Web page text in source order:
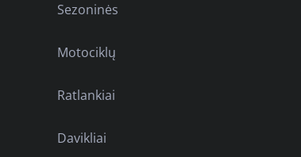
Sezoninės
Motociklų
Ratlankiai
Davikliai